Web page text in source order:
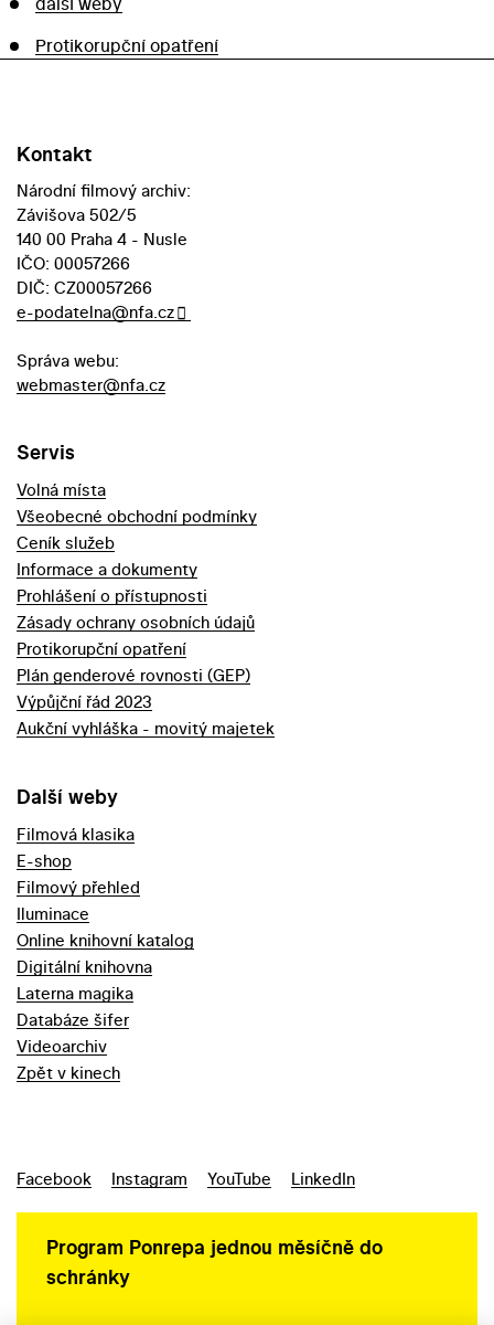
Protikorupční opatření
Kontakt
Národní filmový archiv:
Závišova 502/5
140 00 Praha 4 - Nusle
IČO: 00057266
DIČ: CZ00057266
e-podatelna@nfa.cz
Správa webu:
webmaster@nfa.cz
Servis
Volná místa
Všeobecné obchodní podmínky
Ceník služeb
Informace a dokumenty
Prohlášení o přístupnosti
Zásady ochrany osobních údajů
Protikorupční opatření
Plán genderové rovnosti (GEP)
Výpůjční řád 2023
Aukční vyhláška - movitý majetek
Další weby
Filmová klasika
E-shop
Filmový přehled
Iluminace
Online knihovní katalog
Digitální knihovna
Laterna magika
Databáze šifer
Videoarchiv
Zpět v kinech
Facebook Instagram YouTube LinkedIn
Program Ponrepa jednou měsíčně do
schránky